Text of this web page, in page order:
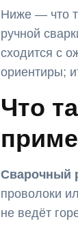
Ниже — что
ручной
сходится с
ориентиры;
Что
Сварочный
проволоки
не ведёт